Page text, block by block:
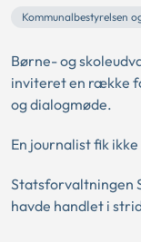
Kommunalbestyrelsen
Børne- og
inviteret en række
og dialogmøde.
En journalist fik
Statsforvaltningen
havde handlet i